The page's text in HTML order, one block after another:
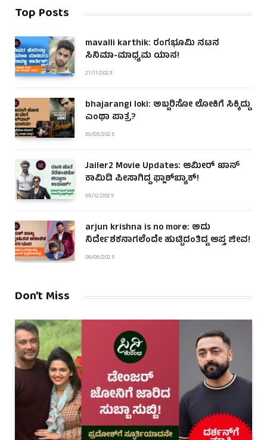
Top Posts
mavalli karthik: ರಂಗಭೂಮಿ ನಟನ
ಸಿನಿಮಾ-ಮಾಧ್ಯಮ ಯಾನ!
21/11/2023
bhajarangi loki: ಅಬ್ಬರಿಸೋ ಲೋಕಿಗೆ ಸಿಕ್ಕಿದ್ದು
ಎಂಥಾ ಪಾತ್ರ?
30/05/2025
Jailer2 Movie Updates: ಆಮೀರ್ ಖಾನ್
ಕಾಮಿಡಿ ಪೀಸಾಗಿದ್ದ ಫ್ಲಾಶ್‌ಬ್ಯಾಕ್!
05/12/2025
arjun krishna is no more: ಅದು
ನಿರ್ದೇಶಕನಾಗಲೆಂದೇ ಹುಟ್ಟಿದಂತಿದ್ದ ಆಪ್ತ ಜೀವ!
09/03/2025
Don't Miss